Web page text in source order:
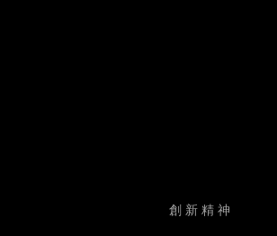
創新精神